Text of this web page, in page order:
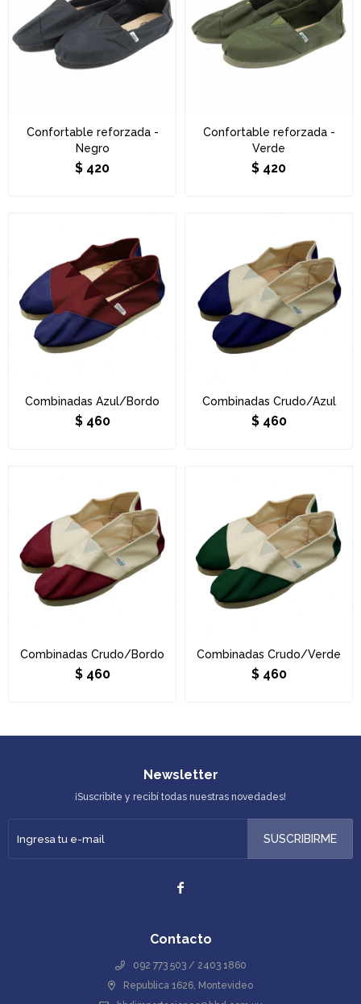
Confortable reforzada -
Negro
$ 420
Confortable reforzada -
Verde
$ 420
Combinadas Azul/Bordo
$ 460
Combinadas Crudo/Azul
$ 460
Combinadas Crudo/Bordo
$ 460
Combinadas Crudo/Verde
$ 460
Contacto
092 773 503 / 2403 1860
Republica 1626, Montevideo
Newsletter
¡Suscribite y recibí todas nuestras novedades!
SUSCRIBIRME
